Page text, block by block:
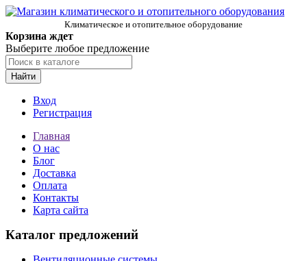
Климатическое и отопительное оборудование
Корзина ждет
Выберите любое предложение
Найти
Вход
Регистрация
Главная
О нас
Блог
Доставка
Оплата
Контакты
Карта сайта
Каталог предложений